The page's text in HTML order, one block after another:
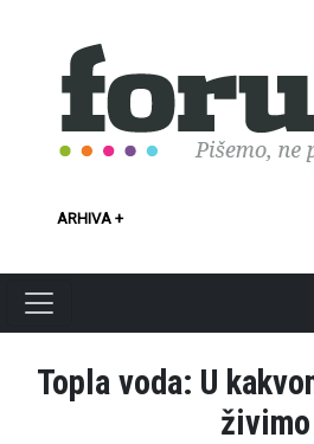
ARHIVA +
Topla voda: U
živimo